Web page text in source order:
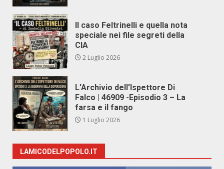
Il caso Feltrinelli e quella nota
speciale nei file segreti della
CIA
2 Luglio 2026
L’Archivio dell’Ispettore Di
Falco | 46909 -Episodio 3 – La
farsa e il fango
1 Luglio 2026
LAMICODELPOPOLO.IT